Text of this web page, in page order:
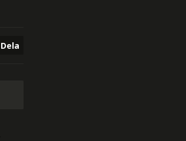
Dela